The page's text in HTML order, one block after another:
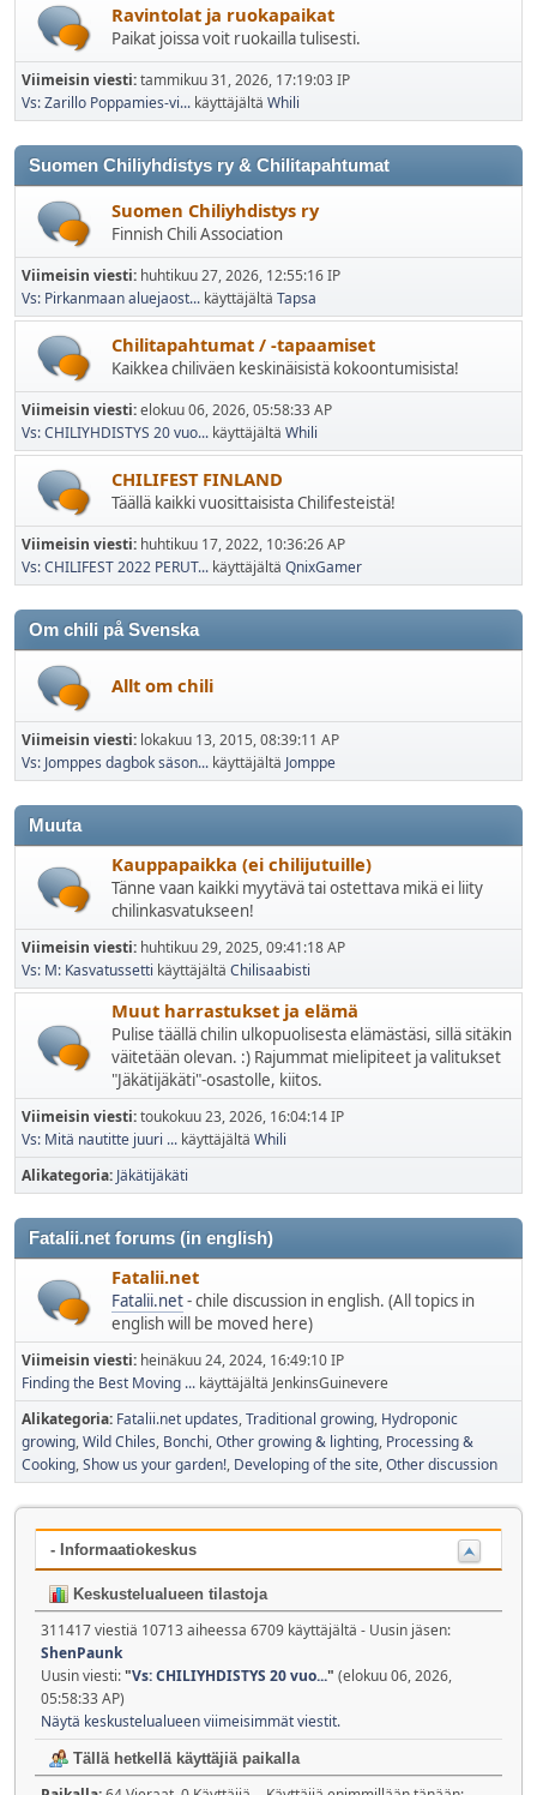
Ravintolat ja ruokapaikat
Paikat joissa voit ruokailla tulisesti.
Viimeisin viesti:tammikuu 31, 2026, 17:19:03 IP
Vs: Zarillo Poppamies-vi... käyttäjältä Whili
Suomen Chiliyhdistys ry & Chilitapahtumat
Suomen Chiliyhdistys ry
Finnish Chili Association
Viimeisin viesti: huhtikuu 27, 2026, 12:55:16 IP
Vs: Pirkanmaan aluejaost... käyttäjältä Tapsa
Chilitapahtumat / -tapaamiset
Kaikkea chiliväen keskinäisistä kokoontumisista!
Viimeisin viesti:elokuu 06, 2026, 05:58:33 AP
Vs: CHILIYHDISTYS 20 vuo... käyttäjältä Whili
CHILIFEST FINLAND
Täällä kaikki vuosittaisista Chilifesteistä!
Viimeisin viesti: huhtikuu 17, 2022, 10:36:26 AP
Vs: CHILIFEST 2022 PERUT... käyttäjältä QnixGamer
Om chili på Svenska
Allt om chili
Viimeisin viesti: lokakuu 13, 2015, 08:39:11 AP
Vs: Jomppes dagbok säson... käyttäjältä Jomppe
Muuta
Kauppapaikka (ei chilijutuille)
Tänne vaan kaikki myytävä tai ostettava mikä ei liity
chilinkasvatukseen!
Viimeisin viesti: huhtikuu 29, 2025, 09:41:18 AP
Vs: M: Kasvatussetti käyttäjältä Chilisaabisti
Muut harrastukset ja elämä
Pulise täällä chilin ulkopuolisesta elämästäsi, sillä sitäkin
väitetään olevan. :) Rajummat mielipiteet ja valitukset
"Jäkätijäkäti"-osastolle, kiitos.
Viimeisin viesti:toukokuu 23, 2026, 16:04:14 IP
Vs: Mitä nautitte juuri ... käyttäjältä Whili
Alikategoria Jäkätijäkäti
Fatalii.net forums (in english)
Fatalii.net
Fatalii.net- chile discussion in english. (All topics in
english will be moved here)
Viimeisin viesti: heinäkuu 24, 2024, 16:49:10 IP
Finding the Best Moving ... käyttäjältä JenkinsGuinevere
Alikategoria Fatalii.net updates Traditional growing Hydroponic
growing Wild Chiles Bonchi Other growing & lighting Processing &
Cooking Show us your garden! Developing of the site Other discussion
- Informaatiokeskus
Keskustelualueen tilastoja
311417 viestiä 10713 aiheessa 6709 käyttäjältä - Uusin jäsen:
ShenPaunk
Uusin viesti:"Vs: CHILIYHDISTYS 20 vuo..." (elokuu 06, 2026,
05:58:33 AP)
Näytä keskustelualueen viimeisimmät viestit.
Tällä hetkellä käyttäjiä paikalla